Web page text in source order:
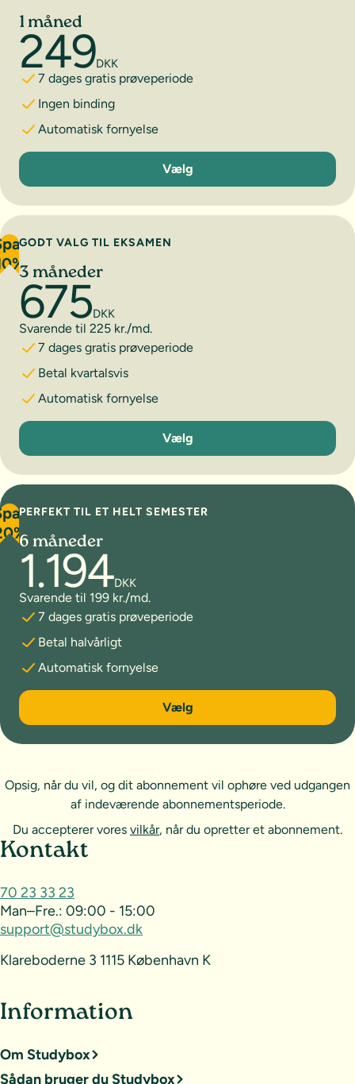
1 måned
249DKK
7 dages gratis prøveperiode
Ingen binding
Automatisk fornyelse
1 måned
Vælg
GODT VALG TIL EKSAMEN
3 måneder
675DKK
Svarende til 225 kr./md.
7 dages gratis prøveperiode
Betal kvartalsvis
Automatisk fornyelse
3 måneder
Vælg
PERFEKT TIL ET HELT SEMESTER
6 måneder
1.194DKK
Svarende til 199 kr./md.
7 dages gratis prøveperiode
Betal halvårligt
Automatisk fornyelse
6 måneder
Vælg
Opsig, når du vil, og dit abonnement vil ophøre ved udgangen
af indeværende abonnementsperiode.
Du accepterer vores vilkår, når du opretter et abonnement.
Sideoversigt og kontakt
Kontakt
70 23 33 23
Man–Fre.: 09:00 - 15:00
support@studybox.dk
Klareboderne 3 1115 København K
Information
Om Studybox
Sådan bruger du Studybox